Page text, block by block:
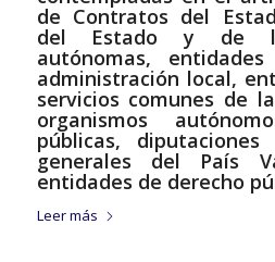
de Contratos del
del Estado y de
autónomas,
administración local,
servicios comunes de
organismos
públicas,
generales del País
entidades de derecho
Leer más